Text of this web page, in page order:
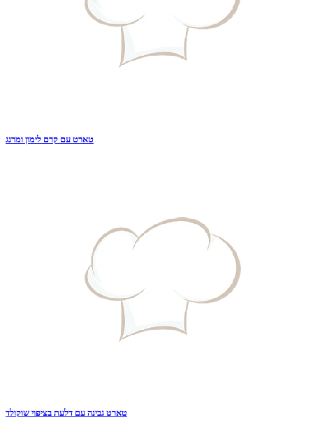
טארט עם קרם לימון ומרנג
טארט גבינה עם דלעת בציפוי שוקולד